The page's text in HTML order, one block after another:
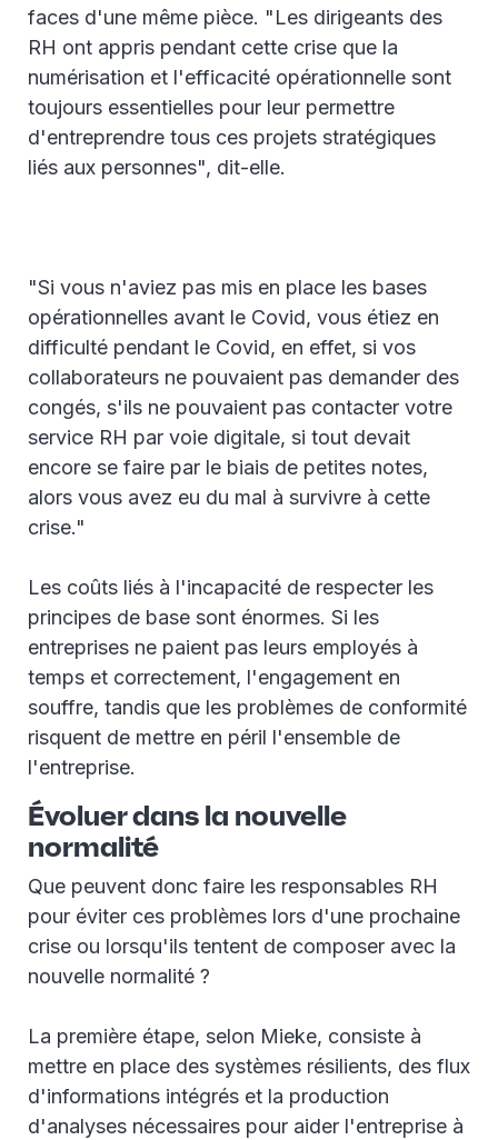
faces d'une même pièce. "Les dirigeants des
RH ont appris pendant cette crise que la
numérisation et l'efficacité opérationnelle sont
toujours essentielles pour leur permettre
d'entreprendre tous ces projets stratégiques
liés aux personnes", dit-elle.
"Si vous n'aviez pas mis en place les bases
opérationnelles avant le Covid, vous étiez en
difficulté pendant le Covid, en effet, si vos
collaborateurs ne pouvaient pas demander des
congés, s'ils ne pouvaient pas contacter votre
service RH par voie digitale, si tout devait
encore se faire par le biais de petites notes,
alors vous avez eu du mal à survivre à cette
crise."
Les coûts liés à l'incapacité de respecter les
principes de base sont énormes. Si les
entreprises ne paient pas leurs employés à
temps et correctement, l'engagement en
souffre, tandis que les problèmes de conformité
risquent de mettre en péril l'ensemble de
l'entreprise.
Évoluer dans la nouvelle
normalité
Que peuvent donc faire les responsables RH
pour éviter ces problèmes lors d'une prochaine
crise ou lorsqu'ils tentent de composer avec la
nouvelle normalité ?
La première étape, selon Mieke, consiste à
mettre en place des systèmes résilients, des flux
d'informations intégrés et la production
d'analyses nécessaires pour aider l'entreprise à